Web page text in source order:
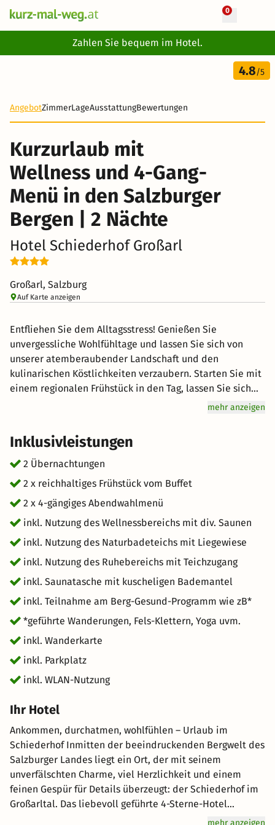
0
Zahlen Sie bequem im Hotel.
3 Tage
199 €
4.8/5
AngebotZimmerLageAusstattungBewertungen
Kurzurlaub mit
Wellness und 4-Gang-
Menü in den Salzburger
Bergen | 2 Nächte
Hotel Schiederhof Großarl
Großarl, Salzburg
Auf Karte anzeigen
Entfliehen Sie dem Alltagsstress! Genießen Sie
unvergessliche Wohlfühltage und lassen Sie sich von
unserer atemberaubender Landschaft und den
kulinarischen Köstlichkeiten verzaubern. Starten Sie mit
einem regionalen Frühstück in den Tag, lassen Sie sich
abends mit einem 4-Gang-Wahlmenü verwöhnen.
Naturbadeteich, neuer Panoramasauna und Ruhebereich
mit Teichzugang. Für Aktive gibt es das kostenlose „Berg-
Gesund“-Programm sowie viele Annehmlichkeiten rund
ums E-Bike wie zB Wasch- und Reparaturmöglichkeiten
sowie einen Garage mit Lademöglichkeit. Zudem haben
Sie die Möglichkeit Ihr E-Auto im Hotel zu laden. Bereit
für Ihren Kurzurlaub?
mehr anzeigen
Inklusivleistungen
2 Übernachtungen
2 x reichhaltiges Frühstück vom Buffet
2 x 4-gängiges Abendwahlmenü
inkl. Nutzung des Wellnessbereichs mit div. Saunen
inkl. Nutzung des Naturbadeteichs mit Liegewiese
inkl. Nutzung des Ruhebereichs mit Teichzugang
inkl. Saunatasche mit kuscheligen Bademantel
inkl. Teilnahme am Berg-Gesund-Programm wie zB*
*geführte Wanderungen, Fels-Klettern, Yoga uvm.
inkl. Wanderkarte
inkl. Parkplatz
inkl. WLAN-Nutzung
Ihr Hotel
Ankommen, durchatmen, wohlfühlen – Urlaub im
Schiederhof Inmitten der beeindruckenden Bergwelt des
Salzburger Landes liegt ein Ort, der mit seinem
unverfälschten Charme, viel Herzlichkeit und einem
feinen Gespür für Details überzeugt: der Schiederhof im
Großarltal. Das liebevoll geführte 4-Sterne-Hotel
verbindet moderne Annehmlichkeiten mit alpinem Flair
mehr anzeigen